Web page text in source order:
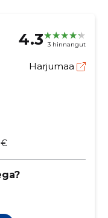
4.3 3 hinnangut
Harjumaa
€